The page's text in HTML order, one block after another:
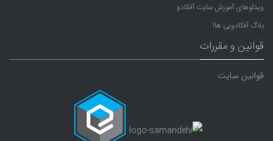
ویدئوهای آموزش سایت آفکادو
بلاگ آفکادویی ها!
قوانین و مقررات
قوانین سایت